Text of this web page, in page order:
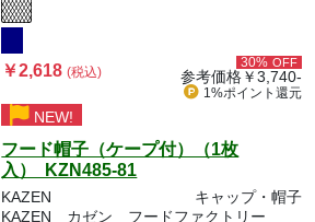
￥2,618(税込)
30% OFF
参考価格￥3,740-
1%ポイント 還元
NEW!
フード帽子（ケープ付）（1枚
入） KZN485-81
KAZEN
キャップ・帽子
KAZEN カゼン フードファクトリー